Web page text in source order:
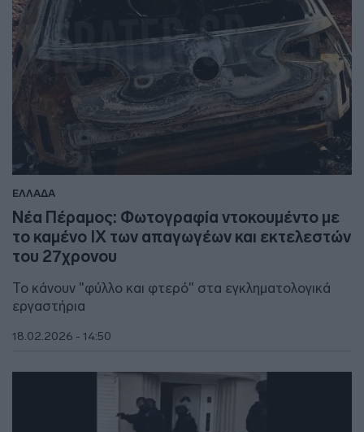
ΕΛΛΑΔΑ
Νέα Πέραμος: Φωτογραφία ντοκουμέντο με
το καμένο ΙΧ των απαγωγέων και εκτελεστών
του 27χρονου
Το κάνουν "φύλλο και φτερό" στα εγκληματολογικά
εργαστήρια
18.02.2026 - 14:50